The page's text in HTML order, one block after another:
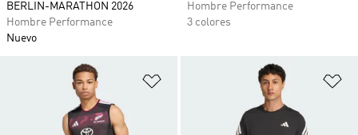
BERLIN-MARATHON 2026
Hombre Performance
Nuevo
Hombre Performance
3 colores
Añadir a la lista de deseos